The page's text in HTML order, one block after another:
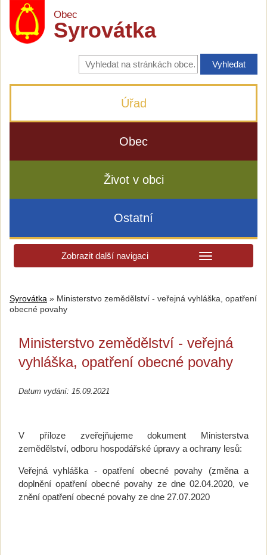
Obec
Syrovátka
Vyhledávání
na
stránkách
Úřad
Obec
Život v obci
Ostatní
Zobrazit další navigaci
Syrovátka » Ministerstvo zemědělství - veřejná vyhláška, opatření
obecné povahy
Ministerstvo zemědělství - veřejná
vyhláška, opatření obecné povahy
Datum vydání: 15.09.2021
V příloze zveřejňujeme dokument Ministerstva
zemědělství, odboru hospodářské úpravy a ochrany lesů:
Veřejná vyhláška - opatření obecné povahy (změna a
doplnění opatření obecné povahy ze dne 02.04.2020, ve
znění opatření obecné povahy ze dne 27.07.2020